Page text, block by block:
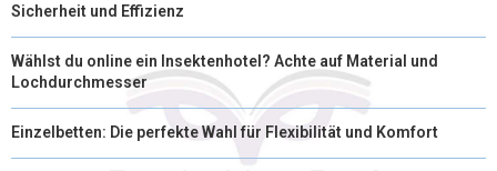
Sicherheit und Effizienz
Wählst du online ein Insektenhotel? Achte auf Material und
Lochdurchmesser
Einzelbetten: Die perfekte Wahl für Flexibilität und Komfort